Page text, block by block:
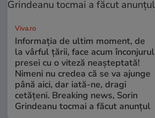
Viva.ro
Informația de ultim moment, de
la vârful țării, face acum înconjurul
presei cu o viteză neașteptată!
Nimeni nu credea că se va ajunge
până aici, dar iată-ne, dragi
cetățeni. Breaking news, Sorin
Grindeanu tocmai a făcut anunțul